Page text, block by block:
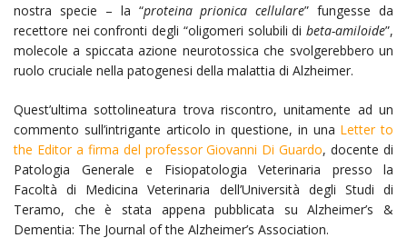
nostra specie – la “proteina prionica cellulare” fungesse da
recettore nei confronti degli “oligomeri solubili di beta-amiloide”,
molecole a spiccata azione neurotossica che svolgerebbero un
ruolo cruciale nella patogenesi della malattia di Alzheimer.
Quest’ultima sottolineatura trova riscontro, unitamente ad un
commento sull’intrigante articolo in questione, in una Letter to
the Editor a firma del professor Giovanni Di Guardo, docente di
Patologia Generale e Fisiopatologia Veterinaria presso la
Facoltà di Medicina Veterinaria dell’Università degli Studi di
Teramo, che è stata appena pubblicata su Alzheimer’s &
Dementia: The Journal of the Alzheimer’s Association.